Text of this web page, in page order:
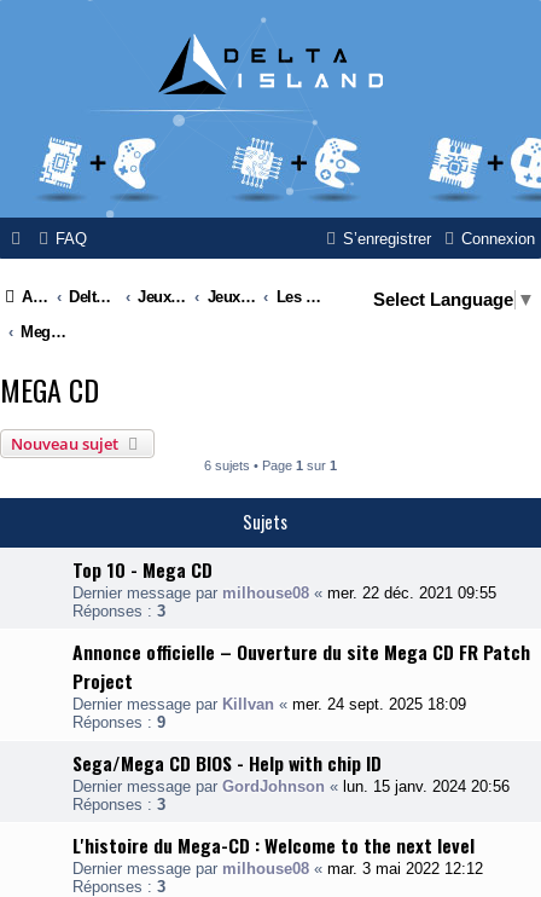
FAQ Connexion
S’enregistrer
Accueil Delta Island Jeux Video Jeux Vidéo & Retrogaming
Les consoles Sega
Mega CD
Select Language ▼
MEGA CD
Nouveau sujet
6 sujets • Page 1 sur 1
Sujets
Top 10 - Mega CD
Dernier message par milhouse08 « mer. 22 déc. 2021 09:55
Réponses : 3
Annonce officielle – Ouverture du site Mega CD FR Patch
Project
Dernier message par Killvan « mer. 24 sept. 2025 18:09
Réponses : 9
Sega/Mega CD BIOS - Help with chip ID
Dernier message par GordJohnson « lun. 15 janv. 2024 20:56
Réponses : 3
L'histoire du Mega-CD : Welcome to the next level
Dernier message par milhouse08 « mar. 3 mai 2022 12:12
Réponses : 3